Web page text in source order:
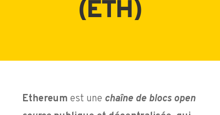
(ETH)
Ethereum est une chaîne de blocs open